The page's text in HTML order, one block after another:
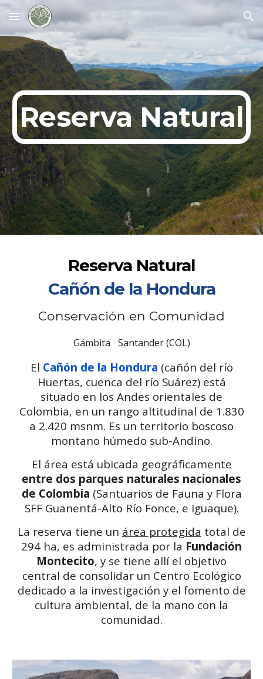
Skip to main content Skip to navigation
Reserva Natural
Reserva Natural
Cañón de la Hondura
Conservación en Comunidad
Gámbita • Santander (COL)
El Cañón de la Hondura (cañón del río
Huertas, cuenca del río Suárez) está
situado en los Andes orientales de
Colombia, en un rango altitudinal de 1.830
a 2.420 msnm. Es un territorio boscoso
montano húmedo sub-Andino.
El área está ubicada geográficamente
entre dos parques naturales nacionales
de Colombia (Santuarios de Fauna y Flora
SFF Guanentá-Alto Río Fonce, e Iguaque).
La reserva tiene un área protegida total de
294 ha, es administrada por la Fundación
Montecito, y se tiene allí el objetivo
central de consolidar un Centro Ecológico
dedicado a la investigación y el fomento de
cultura ambiental, de la mano con la
comunidad.